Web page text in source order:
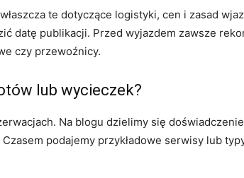
te dotyczące logistyki, cen i zasad
datę publikacji. Przed wyjazdem zawsze
czy przewoźnicy.
lub wycieczek?
Na blogu dzielimy się
podajemy przykładowe serwisy lub